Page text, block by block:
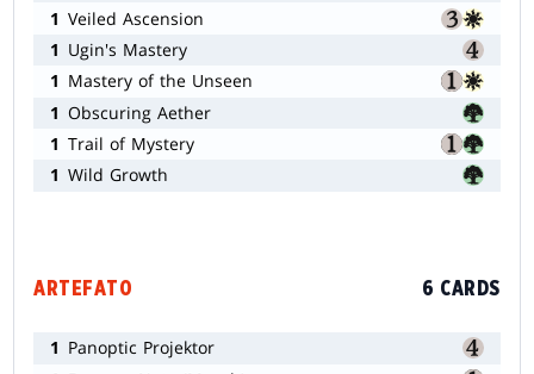
1 Veiled Ascension
1 Ugin's Mastery
1 Mastery of the Unseen
1 Obscuring Aether
1 Trail of Mystery
1 Wild Growth
ARTEFATO 6 CARDS
1 Panoptic Projektor